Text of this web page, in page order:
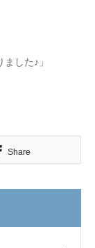
した♪」
Share